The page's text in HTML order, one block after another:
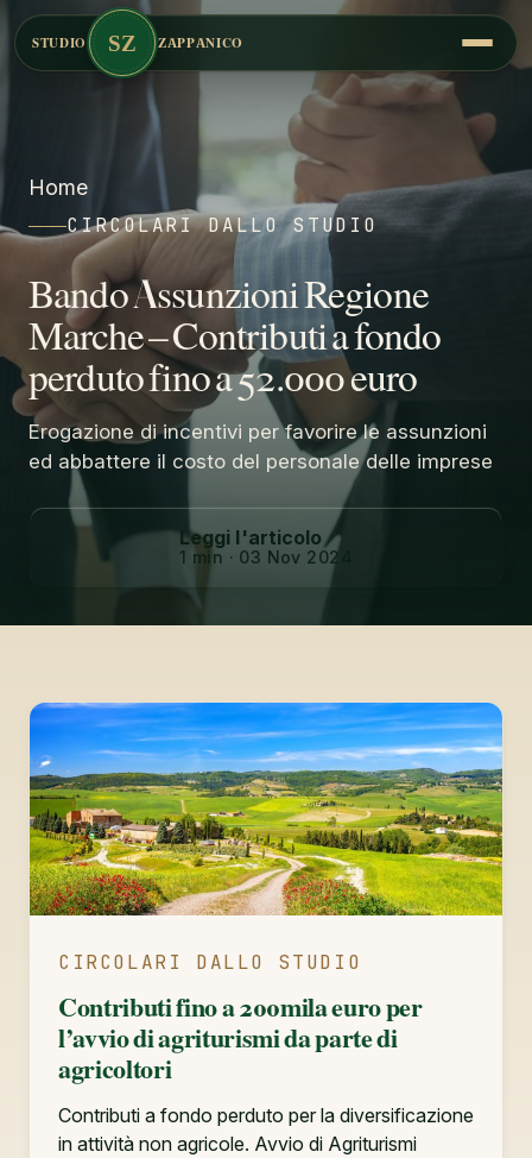
STUDIO SZ ZAPPANICO
Home
CIRCOLARI DALLO STUDIO
Bando Assunzioni Regione
Marche – Contributi a fondo
perduto fino a 52.000 euro
Erogazione di incentivi per favorire le assunzioni
ed abbattere il costo del personale delle imprese
Leggi l'articolo
1 min · 03 Nov 2024
CIRCOLARI DALLO STUDIO
Contributi fino a 200mila euro per
l’avvio di agriturismi da parte di
agricoltori
Contributi a fondo perduto per la diversificazione
in attività non agricole. Avvio di Agriturismi